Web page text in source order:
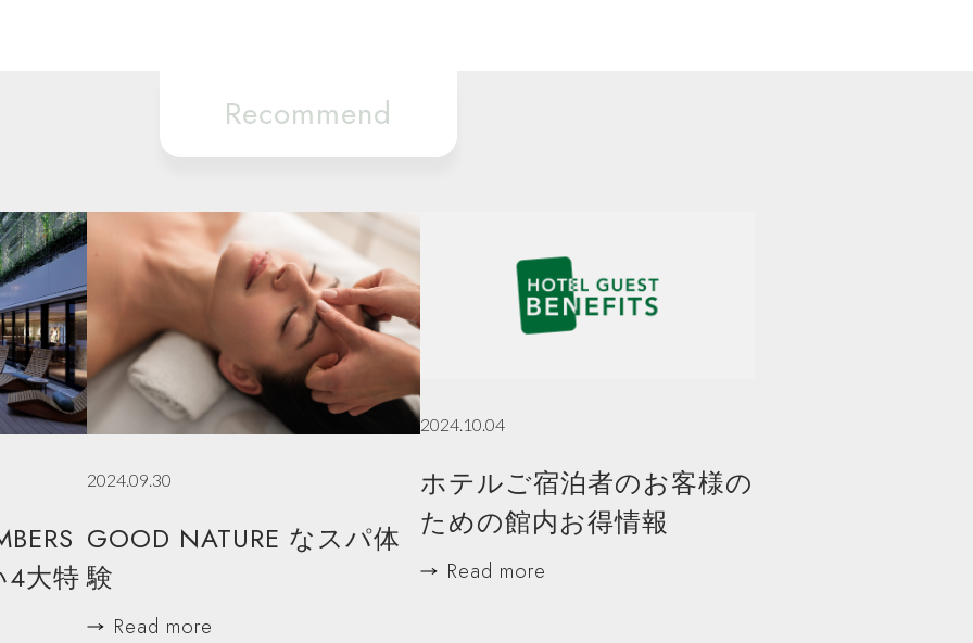
Recommend
4大特
2024.09.30
GOOD NATURE なスパ体
験
Read more
2024.10.04
ホテルご宿泊者のお客様の
ための館内お得情報
Read more